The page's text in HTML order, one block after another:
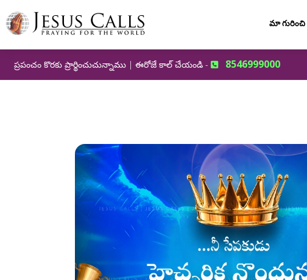
మా గురించి
ప్రపంచం కొరకు ప్రార్థించుచున్నాము | ఈరోజే కాల్ చేయండి - 8546999000